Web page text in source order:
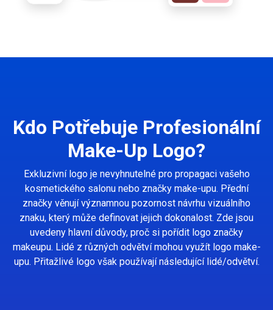
Kdo Potřebuje Profesionální
Make-Up Logo?
Exkluzivní logo je nevyhnutelné pro propagaci vašeho
kosmetického salonu nebo značky make-upu. Přední
značky věnují významnou pozornost návrhu vizuálního
znaku, který může definovat jejich dokonalost. Zde jsou
uvedeny hlavní důvody, proč si pořídit logo značky
makeupu. Lidé z různých odvětví mohou využít logo make-
upu. Přitažlivé logo však používají následující lidé/odvětví.